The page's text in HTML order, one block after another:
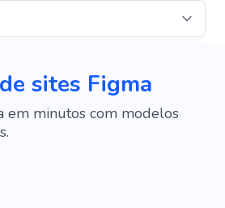
sites Figma
em minutos com modelos